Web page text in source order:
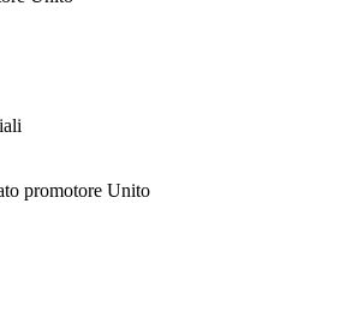
promotore Unito